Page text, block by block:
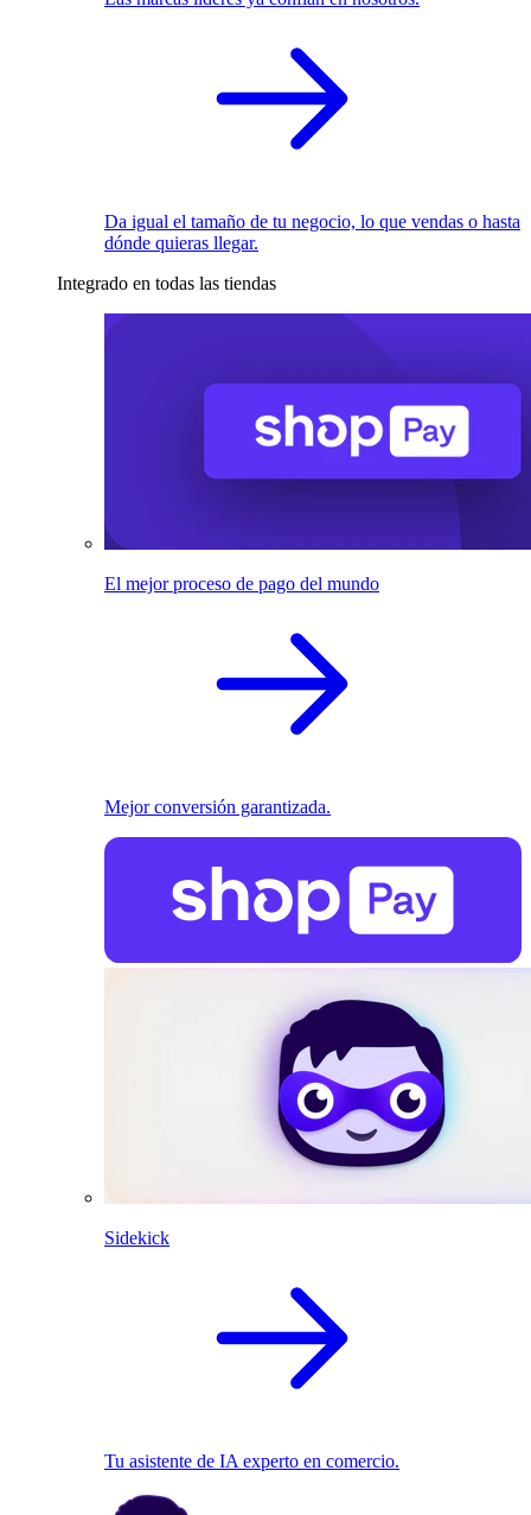
Da igual el tamaño de tu negocio, lo que vendas o hasta
dónde quieras llegar.
Integrado en todas las tiendas
El mejor proceso de pago del mundo
Mejor conversión garantizada.
Sidekick
Tu asistente de IA experto en comercio.